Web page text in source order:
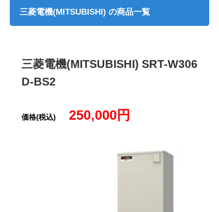
三菱電機(MITSUBISHI) の商品一覧
三菱電機(MITSUBISHI) SRT-W306
D-BS2
価格(税込)250,000円